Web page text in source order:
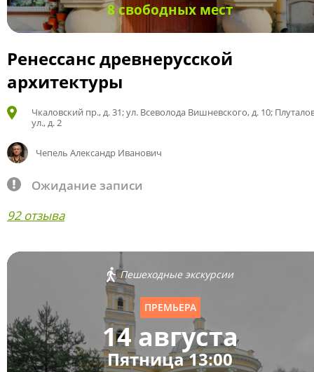
8 свободных мест
Ренессанс древнерусской
архитектуры
Чкаловский пр., д. 31; ул. Всеволода Вишневского, д. 10;
ул., д. 2
Чепель Александр Иванович
Ожидание записи
92 отзыва
Пешеходные экскурсии
ПРЕМЬЕРА
14 августа
Пятница 13:00